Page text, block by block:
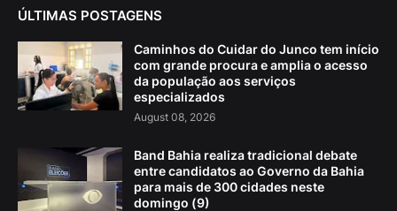
ÚLTIMAS POSTAGENS
Caminhos do Cuidar do Junco tem início
com grande procura e amplia o acesso
da população aos serviços
especializados
August 08, 2026
Band Bahia realiza tradicional debate
entre candidatos ao Governo da Bahia
para mais de 300 cidades neste
domingo (9)